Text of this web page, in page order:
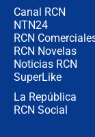
Canal RCN
NTN24
RCN
RCN Novelas
Noticias RCN
SuperLike
La República
RCN Social